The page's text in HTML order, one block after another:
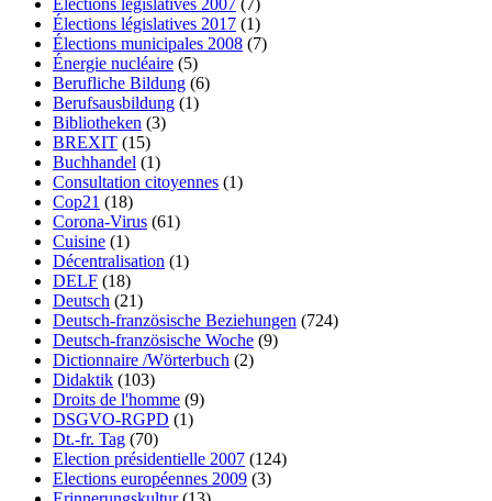
Élections législatives 2017 (1)
Élections municipales 2008 (7)
Énergie nucléaire (5)
Berufliche Bildung (6)
Berufsausbildung (1)
Bibliotheken (3)
BREXIT (15)
Buchhandel (1)
Consultation citoyennes (1)
Cop21 (18)
Corona-Virus (61)
Cuisine (1)
Décentralisation (1)
DELF (18)
Deutsch (21)
Deutsch-französische Beziehungen (724)
Deutsch-französische Woche (9)
Dictionnaire /Wörterbuch (2)
Didaktik (103)
Droits de l'homme (9)
DSGVO-RGPD (1)
Dt.-fr. Tag (70)
Election présidentielle 2007 (124)
Elections européennes 2009 (3)